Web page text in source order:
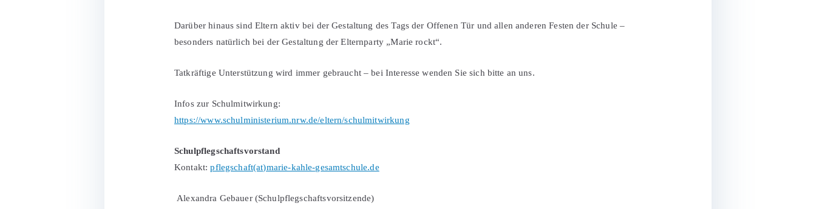
Darüber hinaus sind Eltern aktiv bei der Gestaltung des Tags der Offenen Tür und allen anderen Festen der Schule –
besonders natürlich bei der Gestaltung der Elternparty „Marie rockt“.
Tatkräftige Unterstützung wird immer gebraucht – bei Interesse wenden Sie sich bitte an uns.
Infos zur Schulmitwirkung:
https://www.schulministerium.nrw.de/eltern/schulmitwirkung
Schulpflegschaftsvorstand
Kontakt:pflegschaft(at)marie-kahle-gesamtschule.de
Alexandra Gebauer (Schulpflegschaftsvorsitzende)